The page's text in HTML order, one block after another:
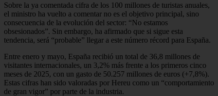
Sobre la ya comentada cifra de los 100 millones de turistas anuales,
el ministro ha vuelto a comentar no es el objetivo principal, sino
consecuencia de la evolución del sector: “No estamos
obsesionados”. Sin embargo, ha afirmado que si sigue esta
tendencia, será “probable” llegar a este número récord para España.
Entre enero y mayo, España recibió un total de 36,8 millones de
visitantes internacionales, un 3,2% más frente a los primeros cinco
meses de 2025, con un gasto de 50.257 millones de euros (+7,8%).
Estas cifras han sido valoradas por Hereu como un “comportamiento
de gran vigor” por parte de la industria.